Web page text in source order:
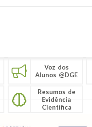
Voz dos
Alunos @DGE
Resumos de
Evidência
Científica